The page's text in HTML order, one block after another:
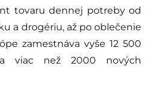
tovaru dennej potreby od
a drogériu, až po oblečenie
zamestnáva vyše 12 500
viac než 2000 nových